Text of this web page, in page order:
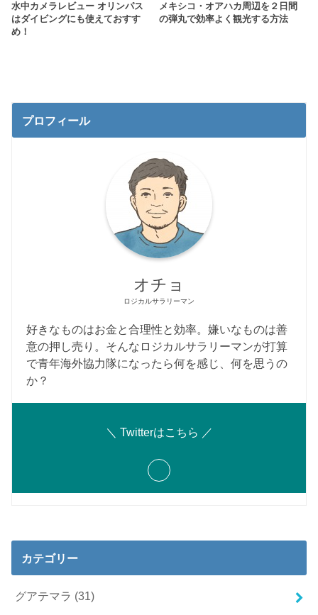
水中カメラレビュー オリンパス
はダイビングにも使えておすす
め！
メキシコ・オアハカ周辺を２日間
の弾丸で効率よく観光する方法
プロフィール
オチョ
ロジカルサラリーマン
好きなものはお金と合理性と効率。嫌いなものは善
意の押し売り。そんなロジカルサラリーマンが打算
で青年海外協力隊になったら何を感じ、何を思うの
か？
＼ Twitterはこちら ／
カテゴリー
グアテマラ (31)